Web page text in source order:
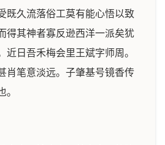
既久流落俗工莫有能心悟以致
得其神者寡反逊西洋一派矣犹
近日吾禾梅会里王斌字师周。
肖笔意淡远。子肇基号镜香传
。